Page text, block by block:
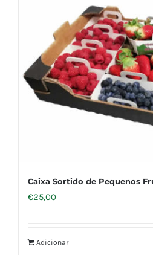
Caixa Sortido de Pequenos
€25,00
Adicionar